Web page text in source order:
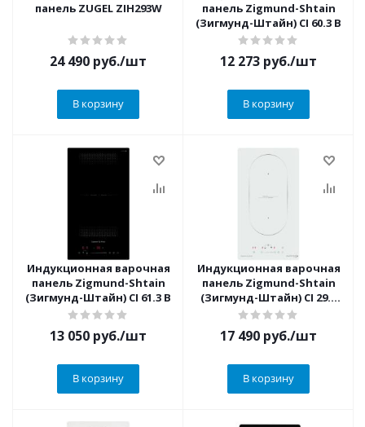
панель ZUGEL ZIH293W
24 490 руб./шт
В корзину
панель Zigmund-Shtain
(Зигмунд-Штайн) CI 60.3 B
12 273 руб./шт
В корзину
Индукционная варочная
панель Zigmund-Shtain
(Зигмунд-Штайн) CI 61.3 B
13 050 руб./шт
В корзину
Индукционная варочная
панель Zigmund-Shtain
(Зигмунд-Штайн) CI 29.3
W
17 490 руб./шт
В корзину